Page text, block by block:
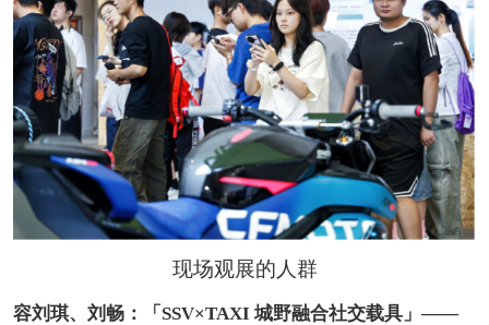
现场观展的人群
容刘琪、刘畅：「SSV×TAXI 城野融合社交载具」——